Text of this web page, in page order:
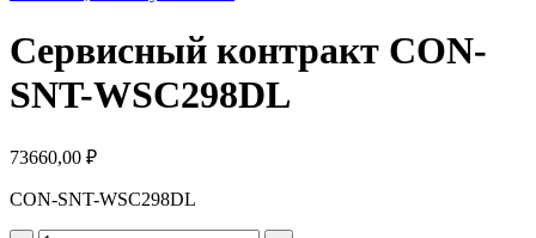
Сервисный контракт CON-
SNT-WSC298DL
73660,00 ₽
CON-SNT-WSC298DL